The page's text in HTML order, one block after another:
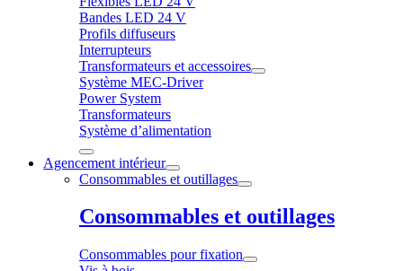
Bandes LED 24 V
Profils diffuseurs
Interrupteurs
Transformateurs et accessoires
Système MEC-Driver
Power System
Transformateurs
Système d’alimentation
Agencement intérieur
Consommables et outillages
Consommables et outillages
Consommables pour fixation